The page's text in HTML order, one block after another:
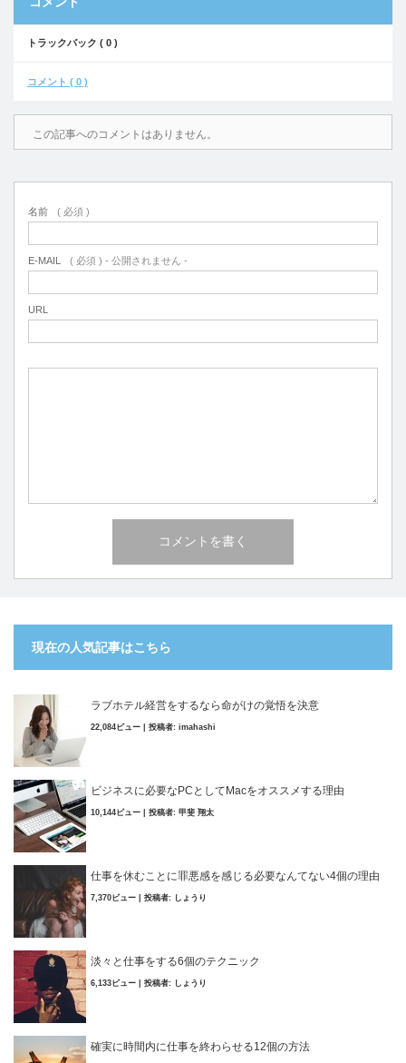
トラックバック ( 0 )
コメント ( 0 )
この記事へのコメントはありません。
名前 ( 必須 )
E-MAIL ( 必須 ) - 公開されません -
URL
現在の人気記事はこちら
ラブホテル経営をするなら命がけの覚悟を決意
22,084ビュー 投稿者: imahashi
ビジネスに必要なPCとしてMacをオススメする理由
10,144ビュー 投稿者: 甲斐 翔太
仕事を休むことに罪悪感を感じる必要なんてない4個の理由
7,370ビュー 投稿者: しょうり
淡々と仕事をする6個のテクニック
6,133ビュー 投稿者: しょうり
確実に時間内に仕事を終わらせる12個の方法